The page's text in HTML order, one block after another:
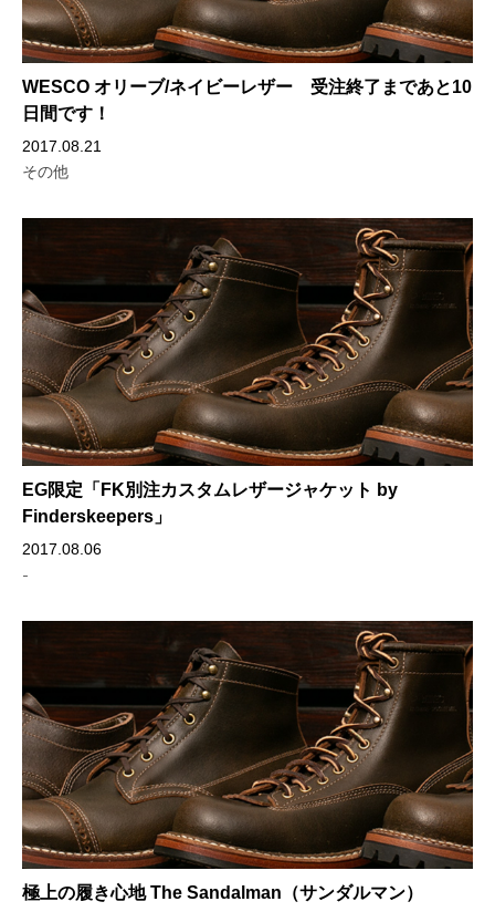
WESCO オリーブ/ネイビーレザー 受注終了まであと10
日間です！
2017.08.21
その他
EG限定「FK別注カスタムレザージャケット by
Finderskeepers」
2017.08.06
-
極上の履き心地 The Sandalman（サンダルマン）